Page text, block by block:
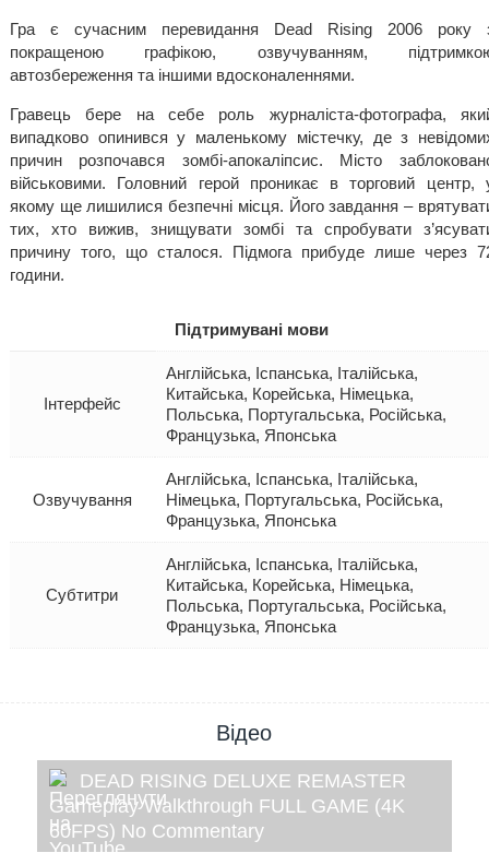
Гра є сучасним перевидання Dead Rising 2006 року
покращеною графікою, озвучуванням,
автозбереження та іншими вдосконаленнями.
Гравець бере на себе роль журналіста-фотографа,
випадково опинився у маленькому містечку, де з
причин розпочався зомбі-апокаліпсис. Місто
військовими. Головний герой проникає в торговий центр,
якому ще лишилися безпечні місця. Його завдання –
тих, хто вижив, знищувати зомбі та спробувати
причину того, що сталося. Підмога прибуде лише через
години.
Підтримувані мови
Інтерфейс
Англійська, Іспанська, Італійська,
Китайська, Корейська, Німецька,
Польська, Португальська, Російська,
Французька, Японська
Озвучування
Англійська, Іспанська, Італійська,
Німецька, Португальська, Російська,
Французька, Японська
Субтитри
Англійська, Іспанська, Італійська,
Китайська, Корейська, Німецька,
Польська, Португальська, Російська,
Французька, Японська
Відео
DEAD RISING DELUXE REMASTER
Gameplay Walkthrough FULL GAME (4K
60FPS) No Commentary